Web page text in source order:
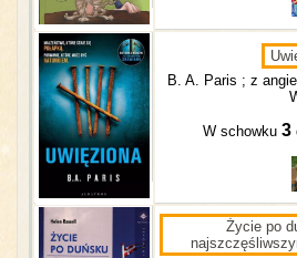
B. A. Paris ; z
W schowku 3
Życie po